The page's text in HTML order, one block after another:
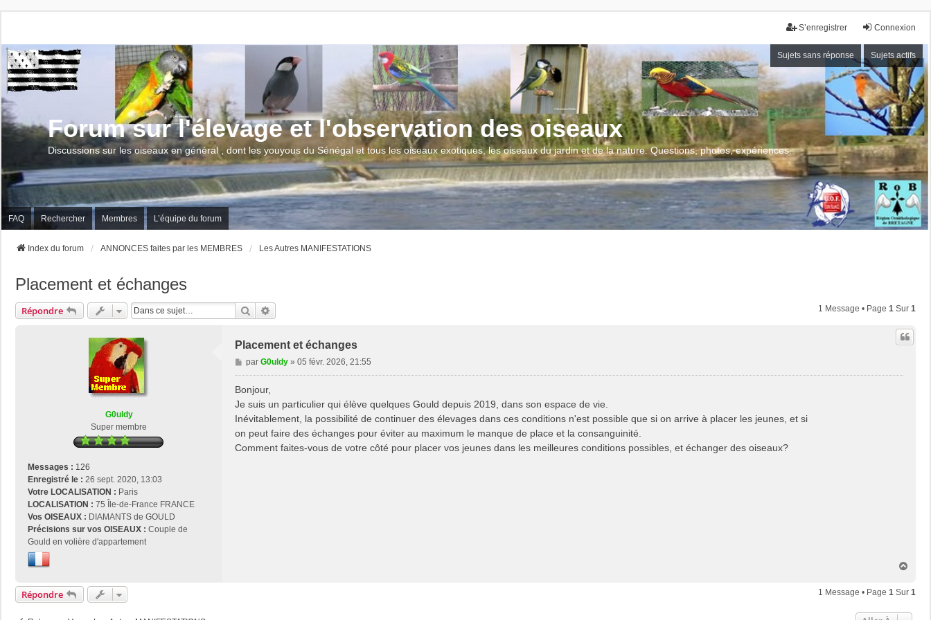
Connexion
S’enregistrer
Sujets sans réponse Sujets actifs
Forum sur l'élevage et l'observation des oiseaux
Discussions sur les oiseaux en général , dont les youyous du Sénégal et tous les oiseaux exotiques, les oiseaux du jardin et de la nature. Questions, photos, expériences.
FAQ Rechercher Membres L’équipe du forum
Index du forum ANNONCES faites par les MEMBRES Les Autres MANIFESTATIONS
Placement et échanges
Répondre Rechercher 1 Message • Page 1 Sur 1
G0uldy
Super membre
Messages : 126
Enregistré le : 26 sept. 2020, 13:03
Votre LOCALISATION : Paris
LOCALISATION : 75 Île-de-France FRANCE
Vos OISEAUX : DIAMANTS de GOULD
Précisions sur vos OISEAUX : Couple de
Gould en volière d'appartement
Placement et échanges
M
e
a
g
e
par G0uldy» 05 févr. 2026, 21:55
Bonjour,
Je suis un particulier qui élève quelques Gould depuis 2019, dans son espace de vie.
Inévitablement, la possibilité de continuer des élevages dans ces conditions n'est possible que si on arrive à placer les jeunes, et si
on peut faire des échanges pour éviter au maximum le manque de place et la consanguinité.
Comment faites-vous de votre côté pour placer vos jeunes dans les meilleures conditions possibles, et échanger des oiseaux?
u
t
Répondre 1 Message • Page 1 Sur 1